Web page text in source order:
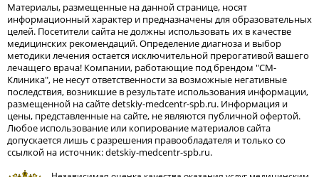
Материалы, размещенные на данной странице, носят
информационный характер и предназначены для образовательных
целей. Посетители сайта не должны использовать их в качестве
медицинских рекомендаций. Определение диагноза и выбор
методики лечения остается исключительной прерогативой вашего
лечащего врача! Компании, работающие под брендом "СМ-
Клиника", не несут ответственности за возможные негативные
последствия, возникшие в результате использования информации,
размещенной на сайте detskiy-medcentr-spb.ru. Информация и
цены, представленные на сайте, не являются публичной офертой.
Любое использование или копирование материалов сайта
допускается лишь с разрешения правообладателя и только со
ссылкой на источник: detskiy-medcentr-spb.ru.